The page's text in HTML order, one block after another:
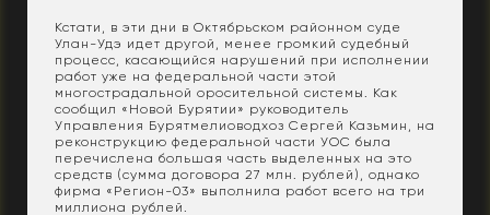
Кстати, в эти дни в Октябрьском районном суде
Улан-Удэ идет другой, менее громкий судебный
процесс, касающийся нарушений при исполнении
работ уже на федеральной части этой
многострадальной оросительной системы. Как
сообщил «Новой Бурятии» руководитель
Управления Бурятмелиоводхоз Сергей Казьмин, на
реконструкцию федеральной части УОС была
перечислена большая часть выделенных на это
средств (сумма договора 27 млн. рублей), однако
фирма «Регион-03» выполнила работ всего на три
миллиона рублей.